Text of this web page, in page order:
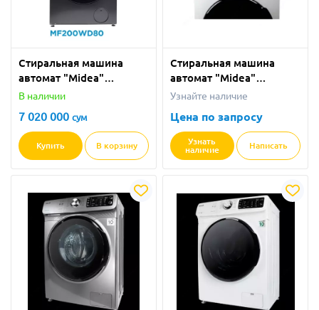
Стиральная машина
автомат "Midea"
MF200WD80 (Серая) 8/6
В наличии
7 020 000 сум
Купить В корзину
Стиральная машина
автомат "Midea"
MF200WD80 (Белая) 8/6
Узнайте наличие
Цена по запросу
Узнать
наличие
Написать